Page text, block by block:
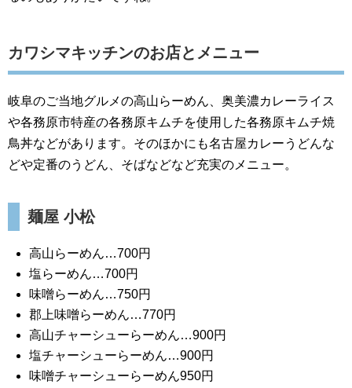
カワシマキッチンのお店とメニュー
岐阜のご当地グルメの高山らーめん、奥美濃カレーライス
や各務原市特産の各務原キムチを使用した各務原キムチ焼
鳥丼などがあります。そのほかにも名古屋カレーうどんな
どや定番のうどん、そばなどなど充実のメニュー。
麺屋 小松
高山らーめん…700円
塩らーめん…700円
味噌らーめん…750円
郡上味噌らーめん…770円
高山チャーシューらーめん…900円
塩チャーシューらーめん…900円
味噌チャーシューらーめん950円